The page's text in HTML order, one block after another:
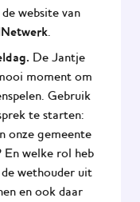
website van
De Jantje
moment om
Gebruik
te starten:
onze gemeente
En welke rol heb
wethouder uit
en ook daar